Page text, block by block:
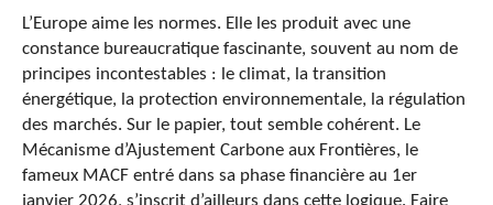
L’Europe aime les normes. Elle les produit avec une
constance bureaucratique fascinante, souvent au nom de
principes incontestables : le climat, la transition
énergétique, la protection environnementale, la régulation
des marchés. Sur le papier, tout semble cohérent. Le
Mécanisme d’Ajustement Carbone aux Frontières, le
fameux MACF entré dans sa phase financière au 1er
janvier 2026, s’inscrit d’ailleurs dans cette logique. Faire